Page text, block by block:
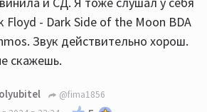
Floyd - Dark Side of the Moon BDA
Звук действительно хорош.
скажешь.
@fima1856